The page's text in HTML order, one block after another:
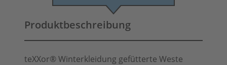
Produktbeschreibung
teXXor® Winterkleidung gefütterte Weste